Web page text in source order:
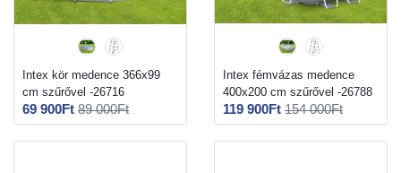
cm szűrővel -26716
69 900Ft 89 000Ft
400x200 cm szűrővel -26788
119 900Ft 154 000Ft